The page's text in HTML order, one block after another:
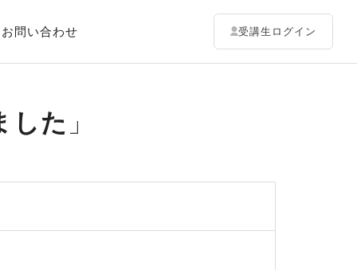
お問い合わせ 受講生ログイン
した